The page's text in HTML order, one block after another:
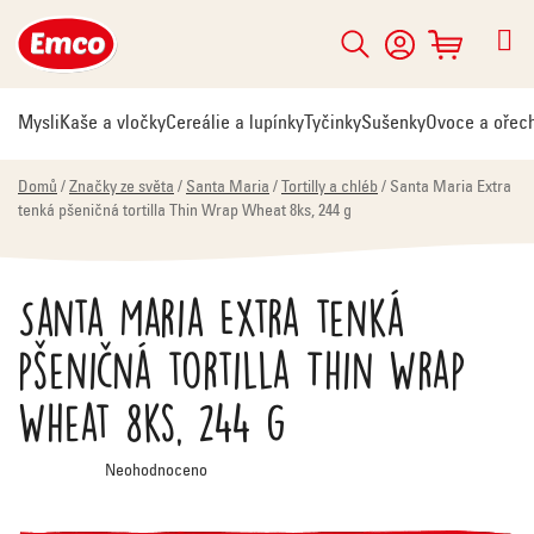
na
obsah
Hledat
NÁKUPNÍ
KOŠÍK
MysliKaše a vločkyCereálie a lupínky TyčinkySušenkyOvoce a
Domů / Značky ze světa / Santa Maria / Tortilly a chléb / Santa Maria Extra
tenká pšeničná tortilla Thin Wrap Wheat 8ks, 244 g
Santa Maria Extra tenká
pšeničná tortilla Thin Wrap
Wheat 8ks, 244 g
Průměrné
hodnocení
Neohodnoceno